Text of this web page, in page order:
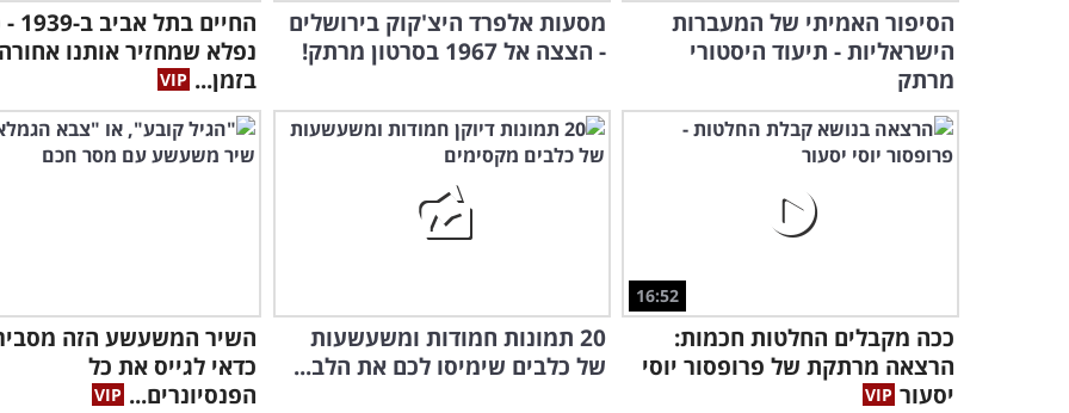
הסיפור האמיתי של המעברות
הישראליות - תיעוד היסטורי
מרתק
מסעות אלפרד היצ'קוק בירושלים
- הצצה אל 1967 בסרטון מרתק!
נפלא שמחזיר אותנו אחורה
בזמן...
16:52
ככה מקבלים החלטות חכמות:
הרצאה מרתקת של פרופסור יוסי
יסעור
20 תמונות חמודות ומשעשעות
של כלבים שימיסו לכם את הלב...
השיר המשעשע הזה
כדאי לגייס את כל
הפנסיונרים...